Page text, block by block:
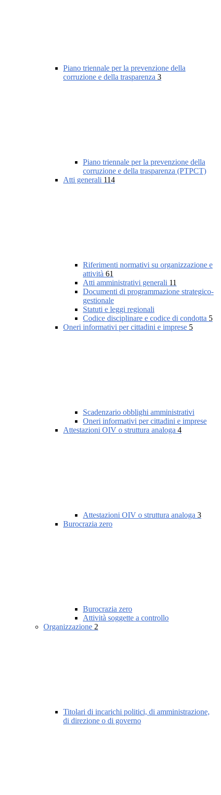
Piano triennale per la prevenzione della
corruzione e della trasparenza 3
Piano triennale per la prevenzione della
corruzione e della trasparenza (PTPCT)
Atti generali 114
Riferimenti normativi su organizzazione e
attività 61
Atti amministrativi generali 11
Documenti di programmazione strategico-
gestionale
Statuti e leggi regionali
Codice disciplinare e codice di condotta 5
Oneri informativi per cittadini e imprese 5
Scadenzario obblighi amministrativi
Oneri informativi per cittadini e imprese
Attestazioni OIV o struttura analoga 4
Attestazioni OIV o struttura analoga 3
Burocrazia zero
Burocrazia zero
Attività soggette a controllo
Organizzazione 2
Titolari di incarichi politici, di amministrazione,
di direzione o di governo